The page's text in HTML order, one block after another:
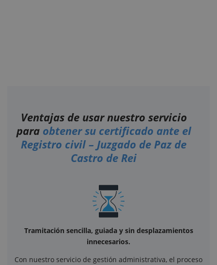
Ventajas de usar nuestro servicio
para obtener su certificado ante el
Registro civil – Juzgado de Paz de
Castro de Rei
Tramitación sencilla, guiada y sin desplazamientos
innecesarios.
Con nuestro servicio de gestión administrativa, el proceso